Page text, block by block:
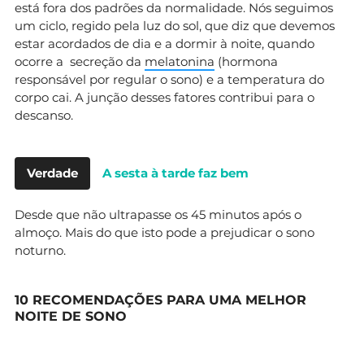
está fora dos padrões da normalidade. Nós seguimos
um ciclo, regido pela luz do sol, que diz que devemos
estar acordados de dia e a dormir à noite, quando
ocorre a secreção da melatonina (hormona
responsável por regular o sono) e a temperatura do
corpo cai. A junção desses fatores contribui para o
descanso.
Verdade A sesta à tarde faz bem
Desde que não ultrapasse os 45 minutos após o
almoço. Mais do que isto pode a prejudicar o sono
noturno.
10 RECOMENDAÇÕES PARA UMA MELHOR
NOITE DE SONO